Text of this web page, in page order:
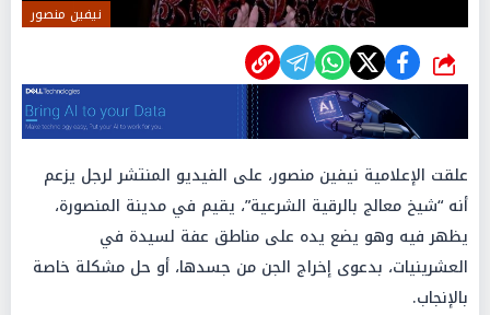
نيفين منصور
شارك
علقت الإعلامية نيفين منصور، على الفيديو المنتشر لرجل يزعم
أنه “شيخ معالج بالرقية الشرعية”، يقيم في مدينة المنصورة،
يظهر فيه وهو يضع يده على مناطق عفة لسيدة في
العشرينيات، بدعوى إخراج الجن من جسدها، أو حل مشكلة خاصة
بالإنجاب.